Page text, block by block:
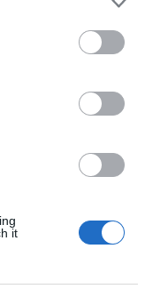
it
některé úseky
se
blatníčky a při
brusle. Na lyžích
to byla
14 km / hod a
záležitost
3 nižší než u